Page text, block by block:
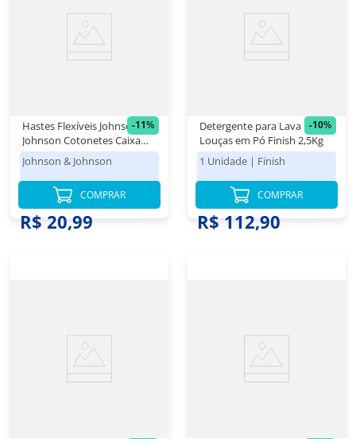
-11%
Hastes Flexíveis Johnson &
Johnson Cotonetes Caixa
com 300 Unidades
Johnson & Johnson
R$ 23,48
R$ 20,99
COMPRAR
-10%
Detergente para Lava
Louças em Pó Finish 2,5Kg
1 Unidade | Finish
R$ 125,98
R$ 112,90
COMPRAR